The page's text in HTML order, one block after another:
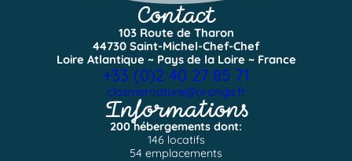
Contact
103 Route de Tharon
44730 Saint-Michel-Chef-Chef
Loire Atlantique ~ Pays de la Loire ~ France
+33 (0)2 40 27 85 71
closmernature@orange.fr
Informations
200 hébergements dont:
146 locatifs
54 emplacements